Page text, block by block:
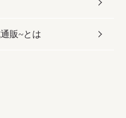
販~とは